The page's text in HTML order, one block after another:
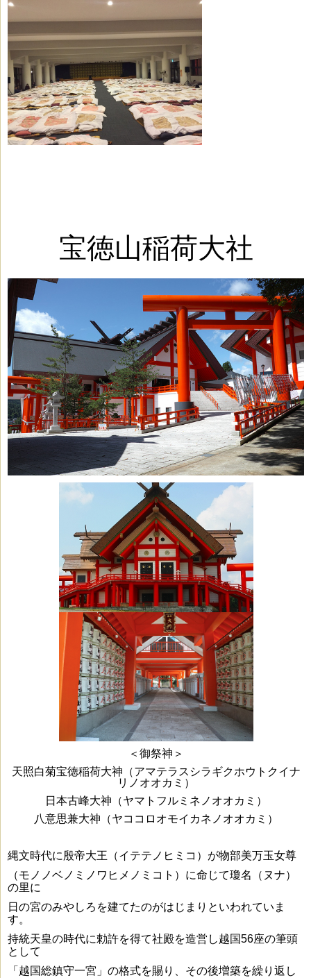
宝徳山稲荷大社
＜御祭神＞
天照白菊宝徳稲荷大神（アマテラスシラギクホウトクイナ
リノオオカミ）
日本古峰大神（ヤマトフルミネノオオカミ）
八意思兼大神（ヤココロオモイカネノオオカミ）
縄文時代に殷帝大王（イテテノヒミコ）が物部美万玉女尊
（モノノベノミノワヒメノミコト） に命じて瓊名（ヌナ）
の里に
日の宮のみやしろを建てたのがはじまりといわれていま
す。
持統天皇の時代に勅許を得て社殿を造営し越国56座の筆頭
として
「越国総鎮守一宮」の格式を賜り、その後増築を繰り返し